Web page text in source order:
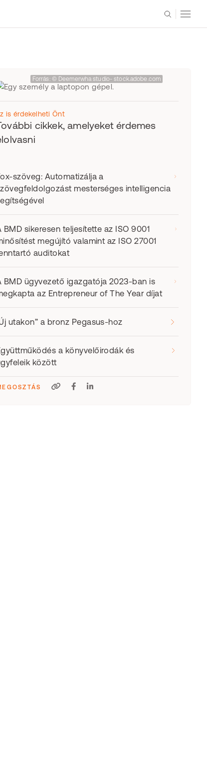
Forrás: © Deemerwha studio- stock.adobe.com
is érdekelheti Önt
cikkek, amelyeket érdemes
szöveg: Automatizálja a
mesterséges intelligencia
BMD sikeresen teljesítette az ISO 9001
megújító valamint az ISO 27001
auditokat
BMD ügyvezető igazgatója 2023-ban is
az Entrepreneur of The Year díjat
utakon” a bronz Pegasus-hoz
a könyvelőirodák és
között